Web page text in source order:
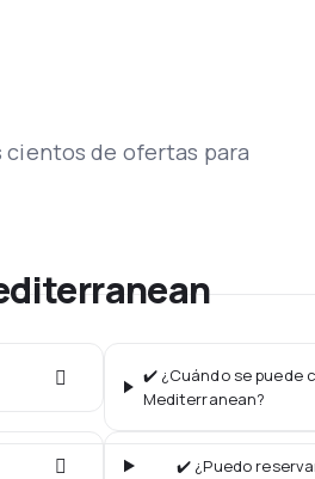
cientos de ofertas para
✔️ ¿Cuándo se puede
Mediterranean?
✔️ ¿Puedo